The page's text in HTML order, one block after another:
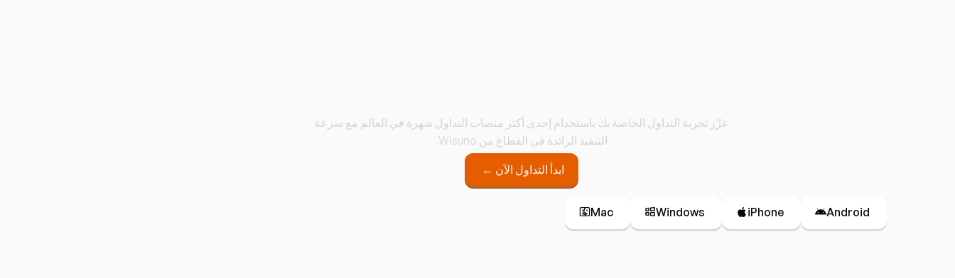
عزّز تجربة التداول الخاصة بك باستخدام إحدى أكثر منصات التداول شهرة في العالم مع سرعة
التنفيذ الرائدة في القطاع من Wisuno.
ابدأ التداول الآن ←
Android
iPhone
Windows
Mac